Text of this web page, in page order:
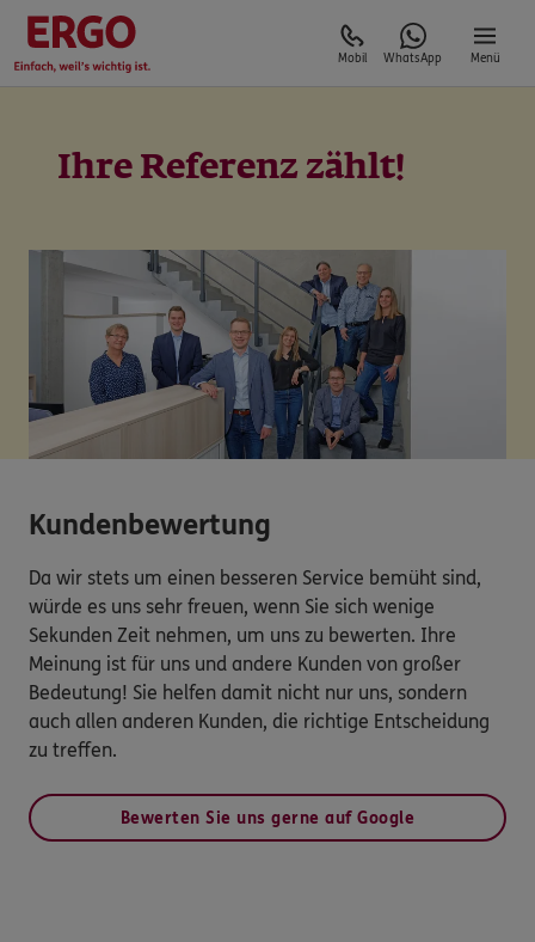
Mobil WhatsApp Menü
Ihre Referenz zählt!
Kundenbewertung
Da wir stets um einen besseren Service bemüht sind,
würde es uns sehr freuen, wenn Sie sich wenige
Sekunden Zeit nehmen, um uns zu bewerten. Ihre
Meinung ist für uns und andere Kunden von großer
Bedeutung! Sie helfen damit nicht nur uns, sondern
auch allen anderen Kunden, die richtige Entscheidung
zu treffen.
Bewerten Sie uns gerne auf Google